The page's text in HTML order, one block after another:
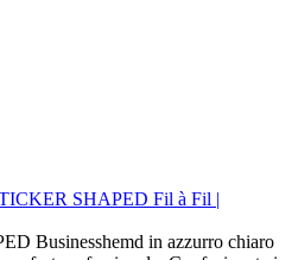
SHAPED Fil à Fil |
Businesshemd in azzurro chiaro